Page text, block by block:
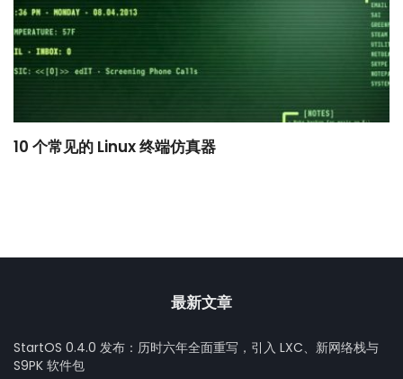
10 个常见的 Linux 终端仿真器
最新文章
StartOS 0.4.0 发布：历时六年全面重写，引入 LXC、新网络栈与
S9PK 软件包